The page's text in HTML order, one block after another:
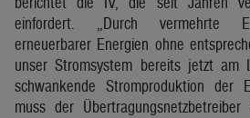
einfordert. „Durch vermehrte
erneuerbarer Energien ohne
unser Stromsystem bereits jetzt am
schwankende Stromproduktion der
muss der